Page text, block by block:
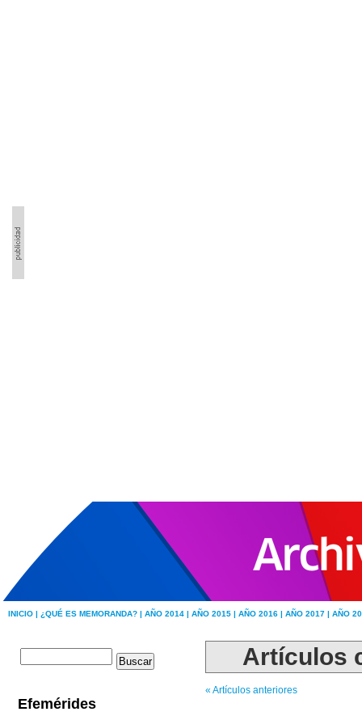
INICIO | ¿QUÉ ES MEMORANDA? | AÑO 2014 | AÑO 2015 | AÑO 2016 | AÑO 2017 | AÑO
Artículos
« Artículos anteriores
Efemérides